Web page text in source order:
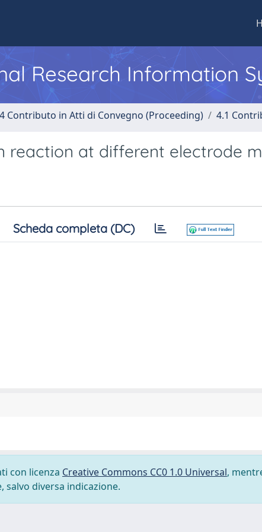
Research Information
4 Contributo in Atti di Convegno (Proceeding) 4.1
reaction at different electrode
Scheda completa (DC)
con licenza Creative Commons CC0 1.0 Universal,
diversa indicazione.